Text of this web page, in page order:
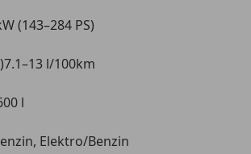
(143–284 PS)
7.1–13 l/100km
l
Elektro/Benzin